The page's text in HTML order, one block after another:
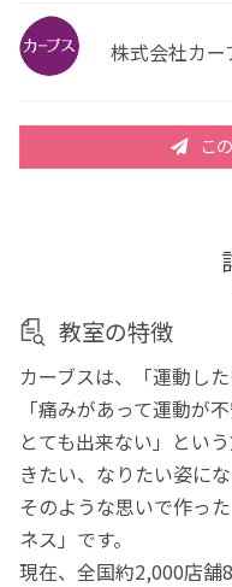
株式会社カ
こ
教室の特徴
カーブスは、「運動し
「痛みがあって運動が
とても出来ない」とい
きたい、なりたい姿に
そのような思いで作っ
ネス」です。
現在、全国約2,000店舗